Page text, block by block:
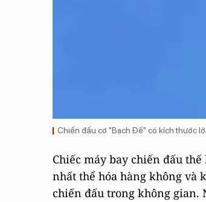
Chiến đấu cơ "Bạch Đế" có kích thước
Chiếc máy bay chiến đấu
nhất thể hóa hàng không và
chiến đấu trong không gian.